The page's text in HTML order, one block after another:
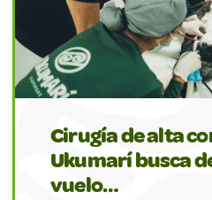
Cirugía de alta
Ukumarí busca
vuelo…